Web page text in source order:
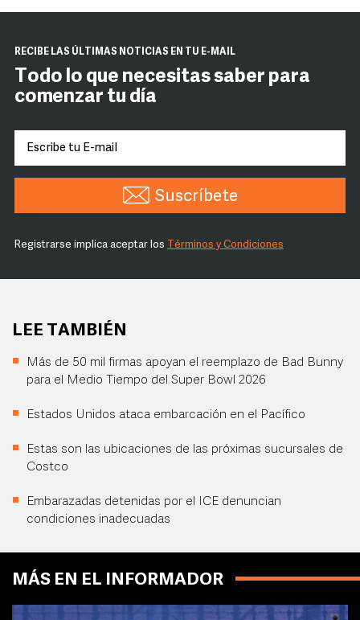
RECIBE LAS ÚLTIMAS NOTICIAS EN TU E-MAIL
Todo lo que necesitas saber para
comenzar tu día
Suscríbete
Registrarse implica aceptar los Términos y Condiciones
LEE TAMBIÉN
Más de 50 mil firmas apoyan el reemplazo de Bad Bunny
para el Medio Tiempo del Super Bowl 2026
Estados Unidos ataca embarcación en el Pacífico
Estas son las ubicaciones de las próximas sucursales de
Costco
Embarazadas detenidas por el ICE denuncian
condiciones inadecuadas
MÁS EN EL INFORMADOR